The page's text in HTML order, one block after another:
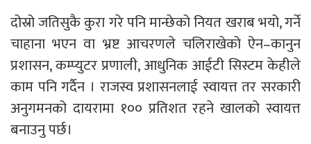
दोस्रो जतिसुकै कुरा गरे पनि मान्छेको नियत खराब भयो, गर्ने
चाहाना भएन वा भ्रष्ट आचरणले चलिराखेको ऐन–कानुन
प्रशासन, कम्प्युटर प्रणाली, आधुनिक आईटी सिस्टम केहीले
काम पनि गर्दैन । राजस्व प्रशासनलाई स्वायत्त तर सरकारी
अनुगमनको दायरामा १०० प्रतिशत रहने खालको स्वायत्त
बनाउनु पर्छ।